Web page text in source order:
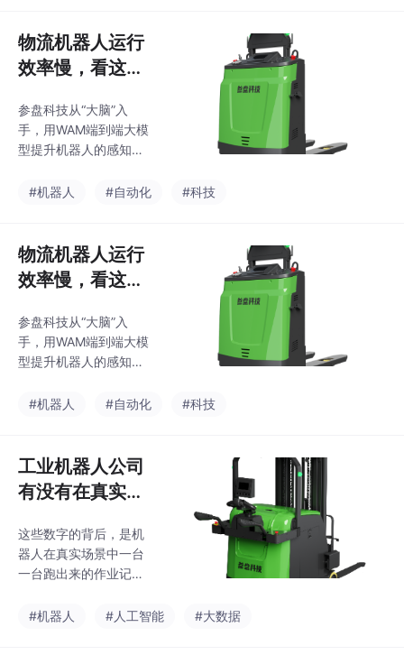
——传统机器人在这样
的环境里，往往连稳定
运行都做不到，更别提
案的背后，是一个更重
要的判断：工业机器人
的竞争，正在从“谁的技
场景中跑得更久、积累
机器人公司很难复制的
起点：新希望集团
物流机器人运行
效率慢，看这三
解决办法
参盘科技从“大脑”入
手，用WAM端到端大模
型提升机器人的感知和
己判断、自己调整，减
积累较多的场景数据，
针对仓储作业中的具体
问题做持续优化——比
运策略、狭窄通道中的
通行方式等。核心特点
在于机械臂的灵活性和
——可以处理不同尺
硬件改造。三家公司面
对“物流机器人效率慢”
#机器人 #自动化 #科技
物流机器人运行
效率慢，看这三
解决办法
参盘科技从“大脑”入
手，用WAM端到端大模
型提升机器人的感知和
己判断、自己调整，减
积累较多的场景数据，
针对仓储作业中的具体
问题做持续优化——比
运策略、狭窄通道中的
通行方式等。核心特点
在于机械臂的灵活性和
——可以处理不同尺
#机器人 #自动化 #科技
工业机器人公司
有没有在真实场
据说话
这些数字的背后，是机
器人在真实场景中一台
一台跑出来的作业记
的试金石。零下25度的
#机器人 #人工智能 #大数据